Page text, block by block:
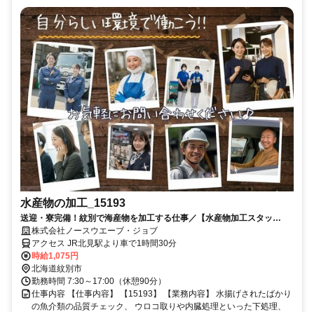
水産物の加工_15193
送迎・寮完備！紋別で海産物を加工する仕事／【水産物加工スタッ
フ】 通年雇用で安心収入◎
株式会社ノースウエーブ・ジョブ
アクセス JR北見駅より車で1時間30分
時給1,075円
北海道紋別市
勤務時間 7:30～17:00（休憩90分）
仕事内容 【仕事内容】 【15193】 【業務内容】 水揚げされたばかり
の魚介類の品質チェック、 ウロコ取りや内臓処理といった下処理、